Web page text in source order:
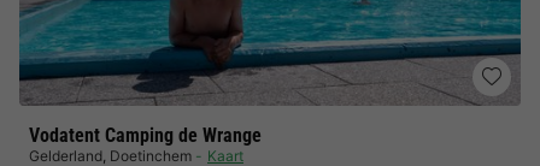
Vodatent Camping de Wrange
Gelderland, Doetinchem
Kaart